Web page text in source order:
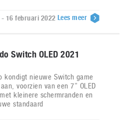
- 16 februari 2022 Lees meer
Switch OLED 2021
kondigt nieuwe Switch game
voorzien van een 7” OLED
kleinere schermranden en
standaard